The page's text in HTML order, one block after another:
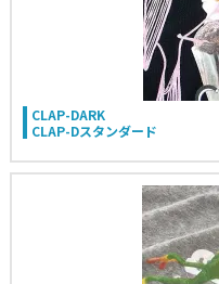
CLAP-DARK
CLAP-Dスタンダード